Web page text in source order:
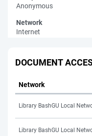
Anonymous
Network
Internet
DOCUMENT
Network
Library BashGU Local
Library BashGU Local